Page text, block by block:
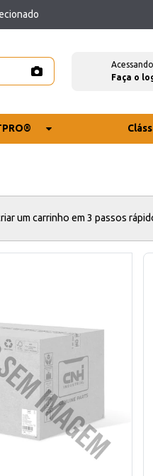
Faça o
um carrinho em 3 passos